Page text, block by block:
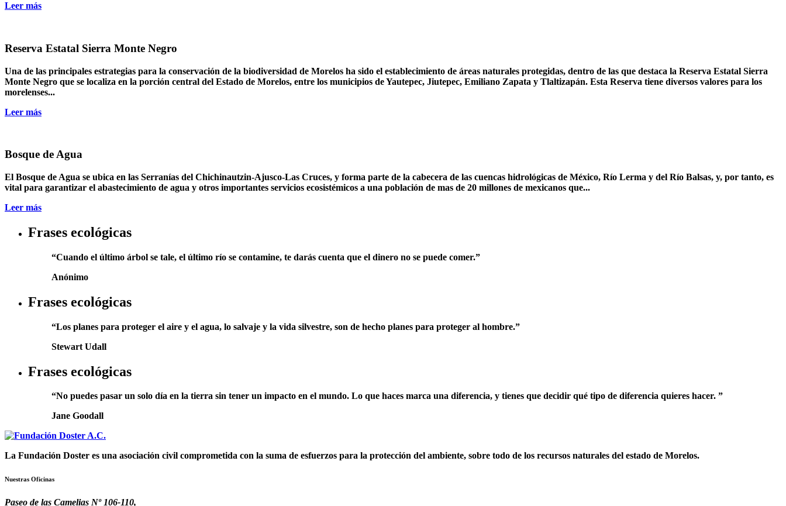
Leer más
Reserva Estatal Sierra Monte Negro
Una de las principales estrategias para la conservación de la biodiversidad de Morelos ha sido el establecimiento de áreas naturales protegidas, dentro de las que destaca la Reserva Estatal Sierra
Monte Negro que se localiza en la porción central del Estado de Morelos, entre los municipios de Yautepec, Jiutepec, Emiliano Zapata y Tlaltizapán. Esta Reserva tiene diversos valores para los
morelenses...
Leer más
Bosque de Agua
El Bosque de Agua se ubica en las Serranías del Chichinautzin-Ajusco-Las Cruces, y forma parte de la cabecera de las cuencas hidrológicas de México, Río Lerma y del Río Balsas, y, por tanto, es
vital para garantizar el abastecimiento de agua y otros importantes servicios ecosistémicos a una población de mas de 20 millones de mexicanos que...
Leer más
Frases ecológicas
“Cuando el último árbol se tale, el último río se contamine, te darás cuenta que el dinero no se puede comer.”
Anónimo
Frases ecológicas
“Los planes para proteger el aire y el agua, lo salvaje y la vida silvestre, son de hecho planes para proteger al hombre.”
Stewart Udall
Frases ecológicas
“No puedes pasar un solo día en la tierra sin tener un impacto en el mundo. Lo que haces marca una diferencia, y tienes que decidir qué tipo de diferencia quieres hacer. ”
Jane Goodall
La Fundación Doster es una asociación civil comprometida con la suma de esfuerzos para la protección del ambiente, sobre todo de los recursos naturales del estado de Morelos.
Nuestras Oficinas
Paseo de las Camelias Nº 106-110,